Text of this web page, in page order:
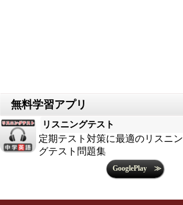
リスニングテスト
定期テスト対策に最適のリスニン
グテスト問題集